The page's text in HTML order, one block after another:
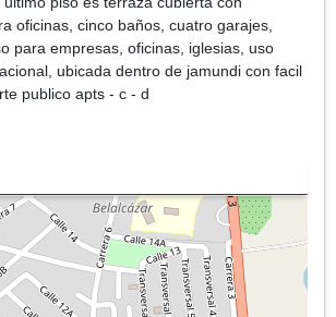
oficinas, cinco baños, cuatro garajes,
para empresas, oficinas, iglesias, uso
ubicada dentro de jamundi con facil
publico apts - c - d